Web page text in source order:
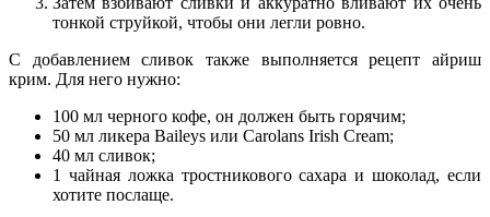
тонкой струйкой, чтобы они легли ровно.
С добавлением сливок также выполняется рецепт айриш
крим. Для него нужно:
100 мл черного кофе, он должен быть горячим;
50 мл ликера Baileys или Carolans Irish Cream;
40 мл сливок;
1 чайная ложка тростникового сахара и шоколад, если
хотите послаще.